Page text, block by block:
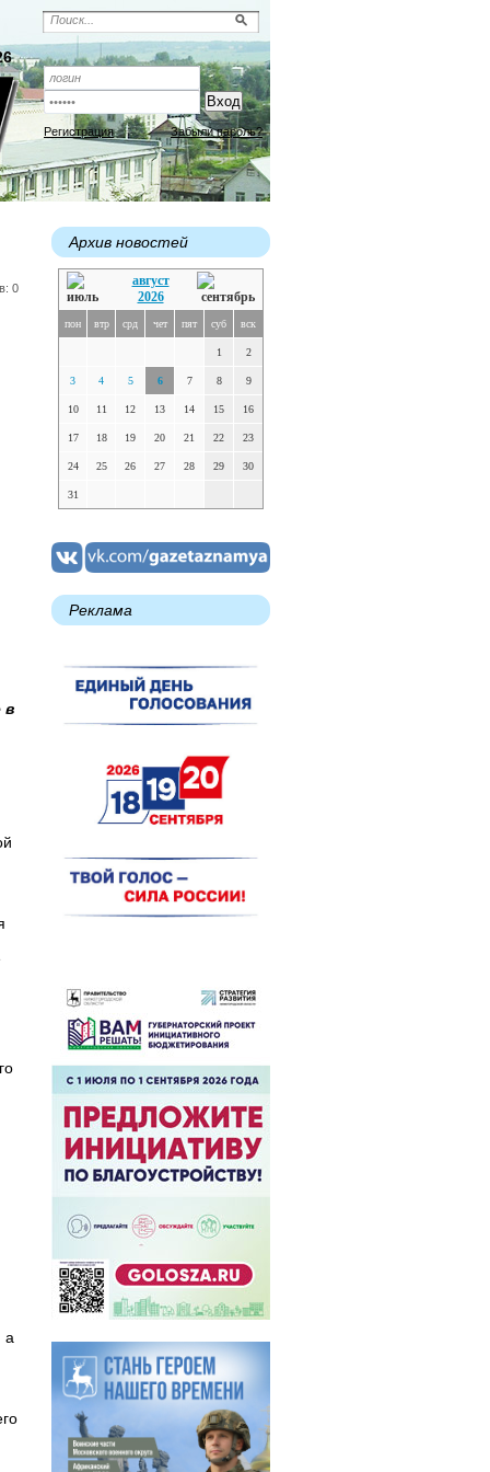
Регистрация Забыли пароль?
0
в
а
Архив новостей
август
2026
пон втр срд чет пят суб вск
1 2
3 4 5 6 7 8 9
10 11 12 13 14 15 16
17 18 19 20 21 22 23
24 25 26 27 28 29 30
31
Реклама